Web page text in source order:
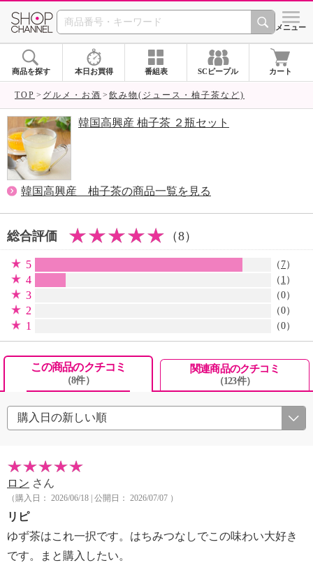
SHOP CHANNEL シメニュー
商品を探す 本日お買得 番組表 SCピープル カート
TOP グルメ・お酒 飲み物(ジュース・柚子茶など)
韓国高興産 柚子茶 ２瓶セット
韓国高興産 柚子茶の商品一覧を見る
総合評価 （8）
5 （ 7）
4 （ 1 ）
3 （0）
2 （0）
1 （0）
この商品のクチコミ
（8件）
関連商品のクチコミ
（123件）
ロン さん
（購入日： 2026/06/18 | 公開日： 2026/07/07 ）
リピ
ゆず茶はこれ一択です。はちみつなしでこの味わい大好き
です。まと購入したい。